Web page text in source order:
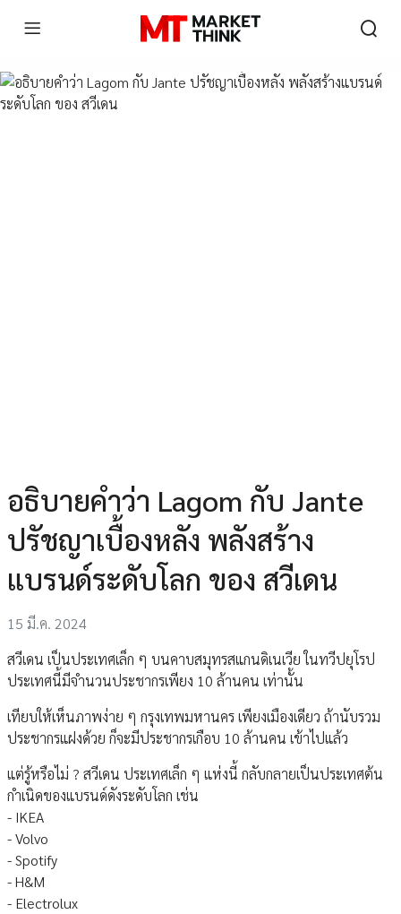
อธิบายคำว่า Lagom กับ Jante
ปรัชญาเบื้องหลัง พลังสร้าง
แบรนด์ระดับโลก ของ สวีเดน
15 มี.ค. 2024
สวีเดน เป็นประเทศเล็ก ๆ บนคาบสมุทรสแกนดิเนเวีย ในทวีปยุโรป
ประเทศนี้มีจำนวนประชากรเพียง 10 ล้านคน เท่านั้น
เทียบให้เห็นภาพง่าย ๆ กรุงเทพมหานคร เพียงเมืองเดียว ถ้านับรวม
ประชากรแฝงด้วย ก็จะมีประชากรเกือบ 10 ล้านคน เข้าไปแล้ว
แต่รู้หรือไม่ ? สวีเดน ประเทศเล็ก ๆ แห่งนี้ กลับกลายเป็นประเทศต้น
กำเนิดของแบรนด์ดังระดับโลก เช่น
- IKEA
- Volvo
- Spotify
- H&M
- Electrolux